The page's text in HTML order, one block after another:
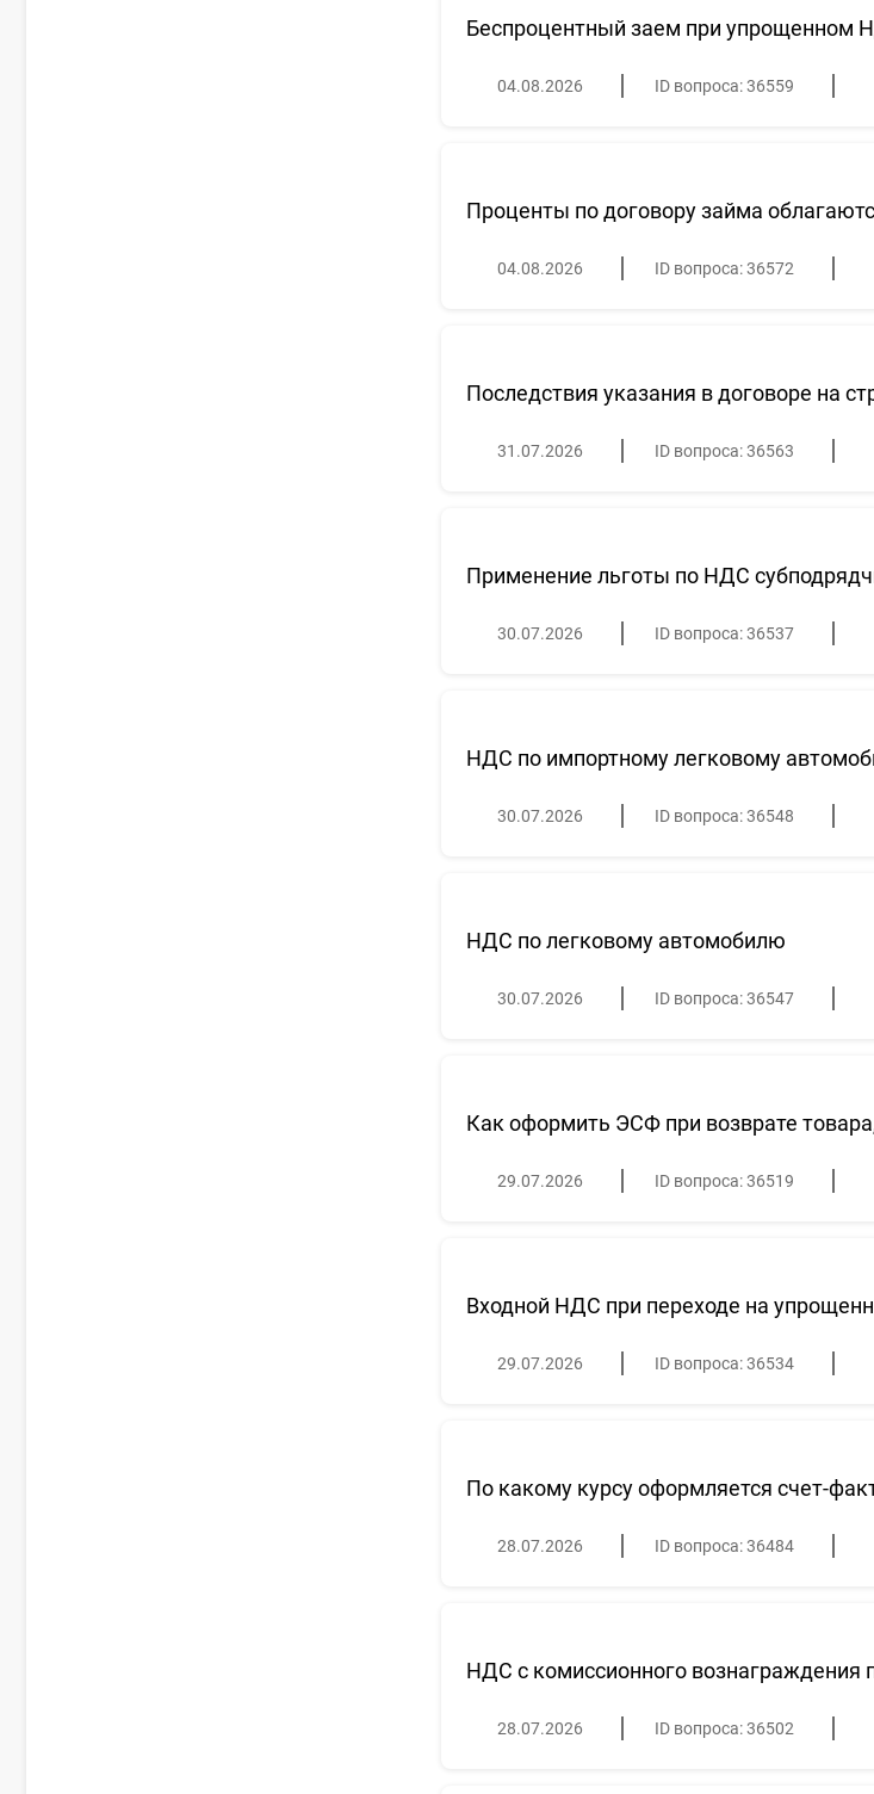
Беспроцентный заем при упрощенном
04.08.2026 ID вопроса: 36559
Проценты по договору займа
04.08.2026 ID вопроса: 36572
Последствия указания в договоре на
31.07.2026 ID вопроса: 36563
Применение льготы по НДС
30.07.2026 ID вопроса: 36537
НДС по импортному легковому
30.07.2026 ID вопроса: 36548
НДС по легковому автомобилю
30.07.2026 ID вопроса: 36547
Как оформить ЭСФ при возврате
29.07.2026 ID вопроса: 36519
Входной НДС при переходе на
29.07.2026 ID вопроса: 36534
По какому курсу оформляется счет-
28.07.2026 ID вопроса: 36484
НДС с комиссионного вознаграждения
28.07.2026 ID вопроса: 36502